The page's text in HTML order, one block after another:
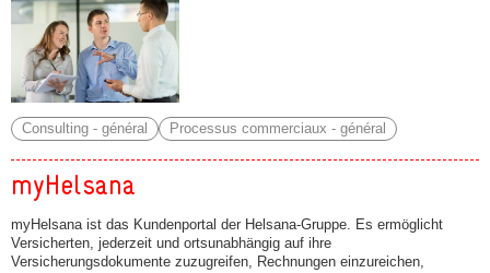
Consulting - général Processus commerciaux - général
myHelsana
myHelsana ist das Kundenportal der Helsana-Gruppe. Es ermöglicht
Versicherten, jederzeit und ortsunabhängig auf ihre
Versicherungsdokumente zuzugreifen, Rechnungen einzureichen,